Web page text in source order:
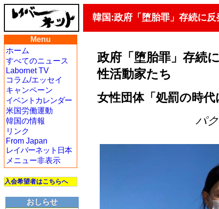
韓国:政府「堕胎罪」存続に
Menu
ホーム
すべてのニュース
Labornet TV
コラム/エッセイ
キャンペーン
イベントカレンダー
米国労働運動
韓国の情報
リンク
From Japan
レイバーネット日本
メニュー非表示
入会希望者はこちらへ
おしらせ
政府「堕胎罪」存続
性活動家たち
女性団体「処罰の時
パ